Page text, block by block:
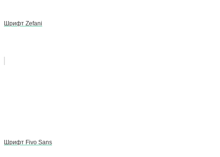
Шрифт Zefani
Шрифт Fivo Sans